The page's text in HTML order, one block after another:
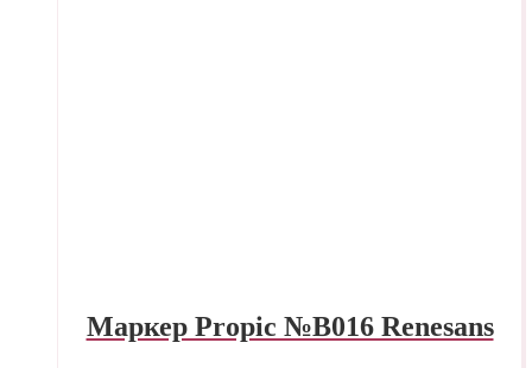
Маркер Propic №B016 Renesans